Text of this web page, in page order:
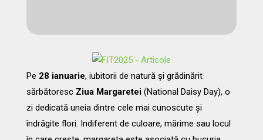
Pe 28 ianuarie, iubitorii de natură și grădinărit
sărbătoresc Ziua Margaretei(National Daisy Day), o
zi dedicată uneia dintre cele mai cunoscute și
îndrăgite flori. Indiferent de culoare, mărime sau locul